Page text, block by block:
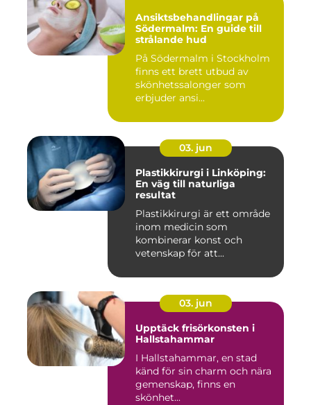
Ansiktsbehandlingar på
Södermalm: En guide till
strålande hud
På Södermalm i Stockholm
finns ett brett utbud av
skönhetssalonger som
erbjuder ansi...
03. jun
Plastikkirurgi i Linköping:
En väg till naturliga
resultat
Plastikkirurgi är ett område
inom medicin som
kombinerar konst och
vetenskap för att...
03. jun
Upptäck frisörkonsten i
Hallstahammar
I Hallstahammar, en stad
känd för sin charm och nära
gemenskap, finns en
skönhet...